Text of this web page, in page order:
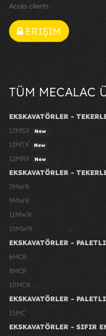
Accès clients
ERIŞIM
TÜM MECALAC
EKSKAVATÖRLER -
12MSX
New
12MTX New
12MRX New
EKSKAVATÖRLER -
7MWR
9MWR
11MWR
15MWR
EKSKAVATÖRLER -
6MCR
8MCR
10MCR
EKSKAVATÖRLER -
15MC
EKSKAVATÖRLER - SIFIR